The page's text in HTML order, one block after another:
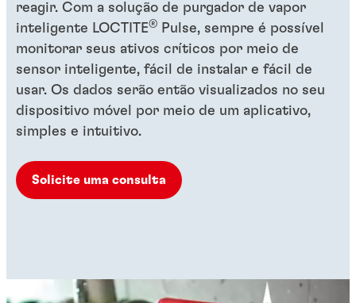
reagir. Com a solução de purgador de vapor
inteligente LOCTITE®
Pulse, sempre é possível
monitorar seus ativos críticos por meio de
sensor inteligente, fácil de instalar e fácil de
usar. Os dados serão então visualizados no seu
dispositivo móvel por meio de um aplicativo,
simples e intuitivo.
Solicite uma consulta